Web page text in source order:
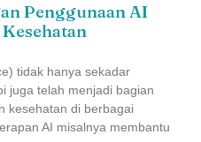
Penggunaan AI
tidak hanya sekadar
juga telah menjadi bagian
kesehatan di berbagai
AI misalnya membantu